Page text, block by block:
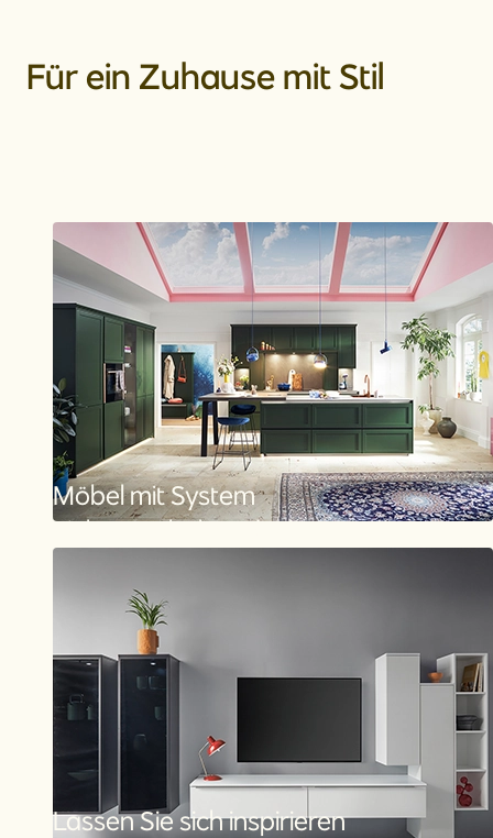
Für ein Zuhause mit Stil
Möbel mit System
Einbaumöbel entdecken
Lassen Sie sich inspirieren